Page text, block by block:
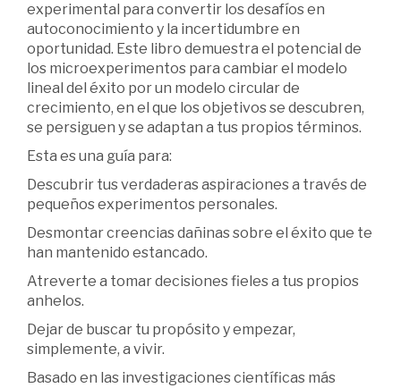
experimental para convertir los desafíos en
autoconocimiento y la incertidumbre en
oportunidad. Este libro demuestra el potencial de
los microexperimentos para cambiar el modelo
lineal del éxito por un modelo circular de
crecimiento, en el que los objetivos se descubren,
se persiguen y se adaptan a tus propios términos.
Esta es una guía para:
Descubrir tus verdaderas aspiraciones a través de
pequeños experimentos personales.
Desmontar creencias dañinas sobre el éxito que te
han mantenido estancado.
Atreverte a tomar decisiones fieles a tus propios
anhelos.
Dejar de buscar tu propósito y empezar,
simplemente, a vivir.
Basado en las investigaciones científicas más